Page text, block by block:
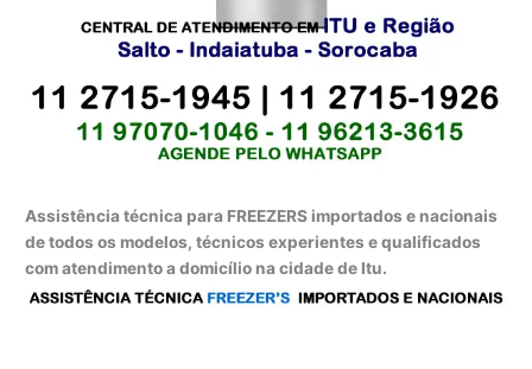
Assistência técnica para FREEZERS importados e nacionais
de todos os modelos, técnicos experientes e qualificados
com atendimento a domicílio na cidade de Itu.